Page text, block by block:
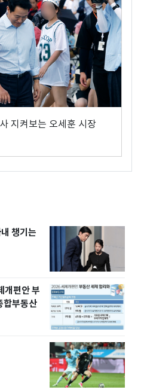
지켜보는 오세훈 시장
챙기는
개편안 부
합부동산